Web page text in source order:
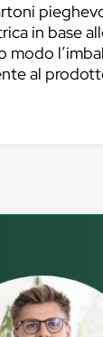
in base
modo
al